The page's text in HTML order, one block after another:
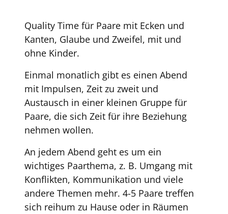
Quality Time für Paare mit Ecken und
Kanten, Glaube und Zweifel, mit und
ohne Kinder.
Einmal monatlich gibt es einen Abend
mit Impulsen, Zeit zu zweit und
Austausch in einer kleinen Gruppe für
Paare, die sich Zeit für ihre Beziehung
nehmen wollen.
An jedem Abend geht es um ein
wichtiges Paarthema, z. B. Umgang mit
Konflikten, Kommunikation und viele
andere Themen mehr. 4-5 Paare treffen
sich reihum zu Hause oder in Räumen